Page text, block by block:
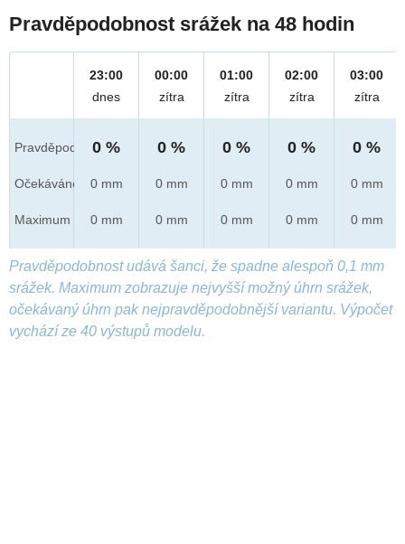
Pravděpodobnost srážek na 48 hodin
Pravděpod.
Očekáváno
Maximum
23:00
dnes
0 %
0 mm
0 mm
00:00
zítra
0 %
0 mm
0 mm
01:00
zítra
0 %
0 mm
0 mm
02:00
zítra
0 %
0 mm
0 mm
03:00
zítra
0 %
0 mm
0 mm
Pravděpodobnost udává šanci, že spadne alespoň 0,1 mm
srážek. Maximum zobrazuje nejvyšší možný úhrn srážek,
očekávaný úhrn pak nejpravděpodobnější variantu. Výpočet
vychází ze 40 výstupů modelu.